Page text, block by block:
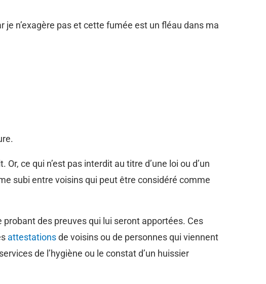
je n’exagère pas et cette fumée est un fléau dans ma
ce qui n’est pas interdit au titre d’une loi ou d’un
subi entre voisins qui peut être considéré comme
des preuves qui lui seront apportées. Ces
attestationsde voisins ou de personnes qui viennent
de l’hygiène ou le constat d’un huissier